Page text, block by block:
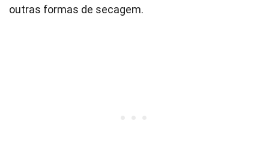
outras formas de secagem.